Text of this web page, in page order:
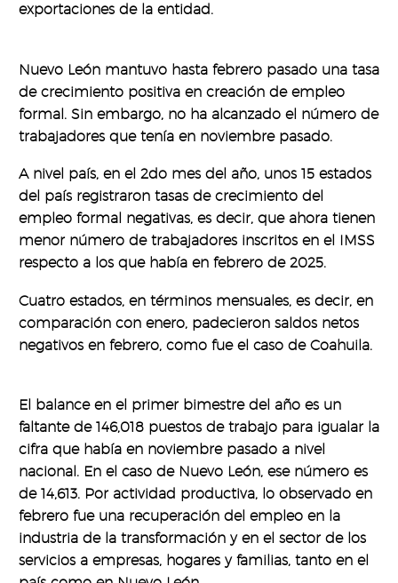
exportaciones de la entidad.
Nuevo León mantuvo hasta febrero pasado una tasa
de crecimiento positiva en creación de empleo
formal. Sin embargo, no ha alcanzado el número de
trabajadores que tenía en noviembre pasado.
A nivel país, en el 2do mes del año, unos 15 estados
del país registraron tasas de crecimiento del
empleo formal negativas, es decir, que ahora tienen
menor número de trabajadores inscritos en el IMSS
respecto a los que había en febrero de 2025.
Cuatro estados, en términos mensuales, es decir, en
comparación con enero, padecieron saldos netos
negativos en febrero, como fue el caso de Coahuila.
El balance en el primer bimestre del año es un
faltante de 146,018 puestos de trabajo para igualar la
cifra que había en noviembre pasado a nivel
nacional. En el caso de Nuevo León, ese número es
de 14,613. Por actividad productiva, lo observado en
febrero fue una recuperación del empleo en la
industria de la transformación y en el sector de los
servicios a empresas, hogares y familias, tanto en el